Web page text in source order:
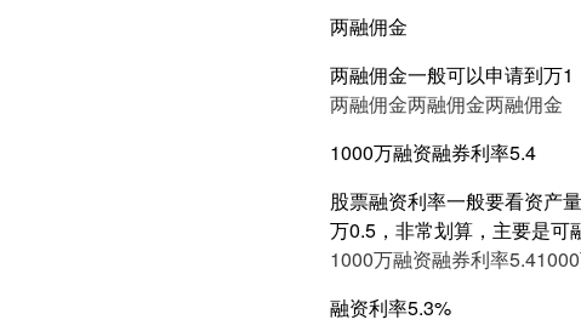
两融佣金
两融佣金一般可以申请到万1
两融佣金两融佣金两融佣金
1000万融资融券利率5.4
股票融资利率一般要看资产
万0.5，非常划算，主要是可
1000万融资融券利率5.4
融资利率5.3%